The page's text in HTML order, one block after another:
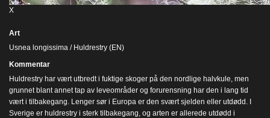
X
Art
Usnea longissima / Huldrestry (EN)
Kommentar
Huldrestry har vært utbredt i fuktige skoger på den nordlige halvkule, men
grunnet blant annet tap av leveområder og forurensning har den i lang tid
vært i tilbakegang. Lenger sør i Europa er den svært sjelden eller utdødd. I
Sverige er huldrestry i sterk tilbakegang, og arten er allerede utdødd i